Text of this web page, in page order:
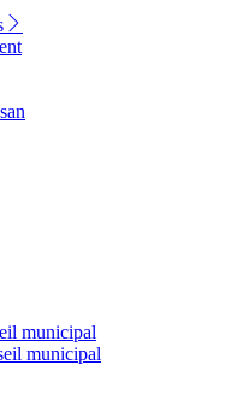
municipal
municipal